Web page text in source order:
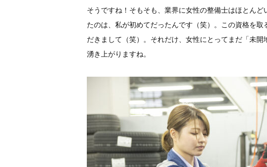
そうですね！そもそも、業界に女性の整備士はほとん
たのは、私が初めてだったんです（笑）。この資格を
だきまして（笑）。それだけ、女性にとってまだ「未
湧き上がりますね。